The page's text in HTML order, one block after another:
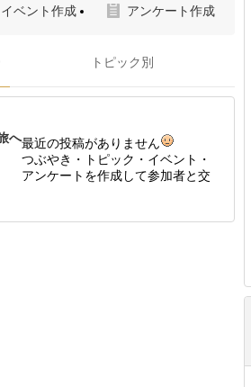
イベント作成 アンケート作成
トピック別
へ最近の投稿がありません
つぶやき・トピック・イベント・
アンケートを作成して参加者と交